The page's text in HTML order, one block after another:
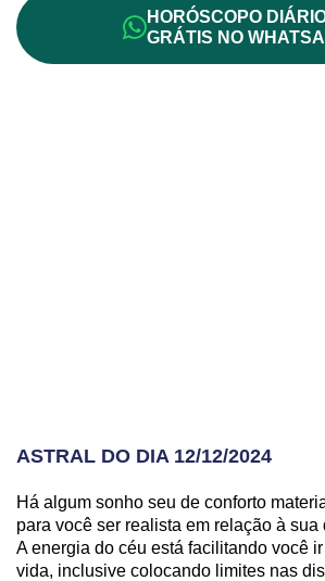
HORÓSCOPO
GRÁTIS NO
ASTRAL DO DIA 12/12/2024
Há algum sonho seu de conforto
para você ser realista em relação à
A energia do céu está facilitando você
vida, inclusive colocando limites nas